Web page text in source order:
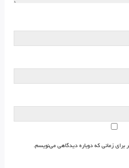
برای زمانی که دوباره دیدگاهی می‌نویسم.